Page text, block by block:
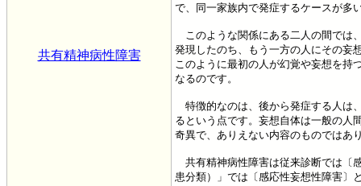
共有精神病性障害
で、同一家族内で発症するケースが多
このような関係にある二人の間では
発現したのち、もう一方の人にその妄
このように最初の人が幻覚や妄想を持
なるのです。
特徴的なのは、後から発症する人は
るという点です。妄想自体は一般の人
奇異で、ありえない内容のものではあ
共有精神病性障害は従来診断では〔
患分類）」では〔感応性妄想性障害〕